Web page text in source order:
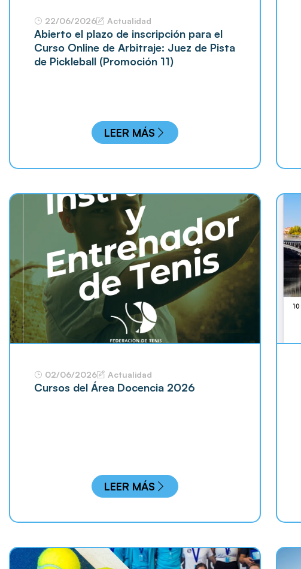
22/06/2026 Actualidad
Abierto el plazo de inscripción para el
Curso Online de Arbitraje: Juez de Pista
de Pickleball (Promoción 11)
LEER MÁS
02/06/2026 Actualidad
Cursos del Área Docencia 2026
LEER MÁS